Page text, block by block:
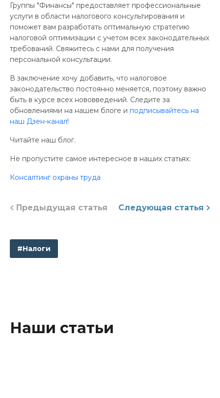
Группы "Финансы" предоставляет профессиональные
услуги в области налогового консультирования и
поможет вам разработать оптимальную стратегию
налоговой оптимизации с учетом всех законодательных
требований. Свяжитесь с нами для получения
персональной консультации.
В заключение хочу добавить, что налоговое
законодательство постоянно меняется, поэтому важно
быть в курсе всех нововведений. Следите за
обновлениями на нашем блоге и подписывайтесь на
наш Дзен-канал!
Читайте наш блог.
Не пропустите самое интересное в наших статьях:
Консалтинг охраны труда
Предыдущая статья Следующая статья
#Налоги
Наши статьи